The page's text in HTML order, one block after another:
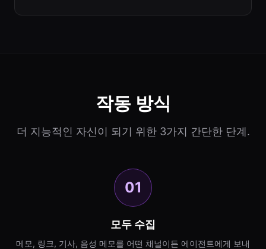
작동 방식
더 지능적인 자신이 되기 위한 3가지 간단한 단계.
01
모두 수집
메모, 링크, 기사, 음성 메모를 어떤 채널이든 에이전트에게 보내